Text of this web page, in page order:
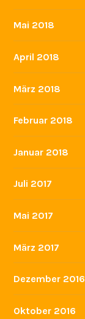
Mai 2018
April 2018
März 2018
Februar 2018
Januar 2018
Juli 2017
Mai 2017
März 2017
Dezember 2016
Oktober 2016